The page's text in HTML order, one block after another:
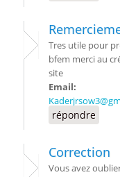
Tres utile pour
bfem merci au
site
Email:
répondre
Correction
Vous avez